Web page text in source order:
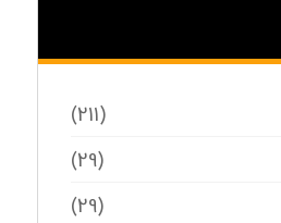
(211)
(29)
(29)